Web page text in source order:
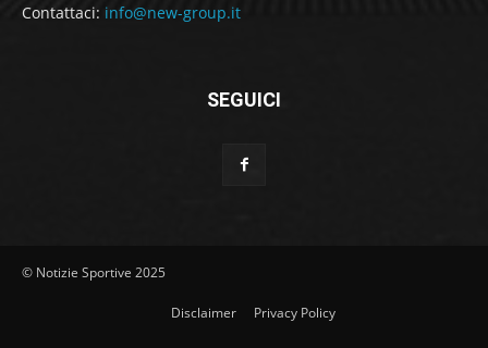
Contattaci: info@new-group.it
SEGUICI
© Notizie Sportive 2025
Disclaimer Privacy Policy